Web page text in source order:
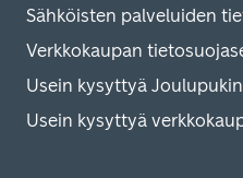
Sähköisten palveluiden
Verkkokaupan
Usein kysyttyä
Usein kysyttyä